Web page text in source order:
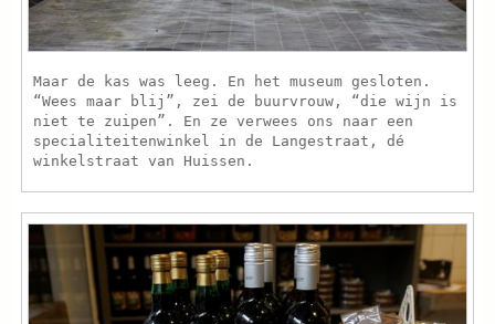
Maar de kas was leeg. En het museum gesloten.
“Wees maar blij”, zei de buurvrouw, “die wijn is
niet te zuipen”. En ze verwees ons naar een
specialiteitenwinkel in de Langestraat, dé
winkelstraat van Huissen.